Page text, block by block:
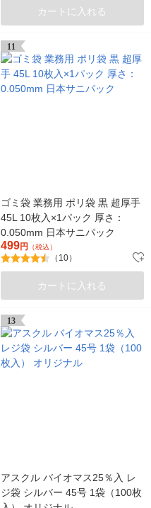
カートに入れる
11
ゴミ袋 業務用 ポリ袋 黒 超厚手
45L 10枚入×1パック 厚さ：
0.050mm 日本サニパック
499円 （税込）
（10）
カートに入れる
13
アスクル バイオマス25％入 レ
ジ袋 シルバー 45号 1袋（100枚